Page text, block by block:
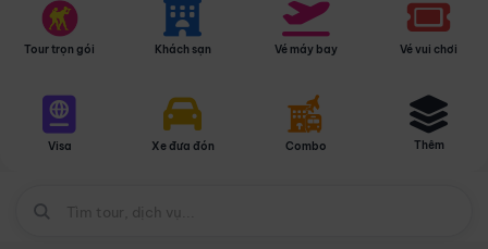
Tour trọn gói Khách sạn Vé máy bay Vé vui chơi
Visa Xe đưa đón Combo Thêm